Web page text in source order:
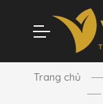
Trang chủ